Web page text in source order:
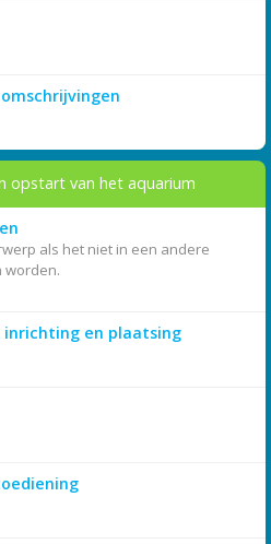
opstart van het aquarium
als het niet in een andere
worden.
inrichting en plaatsing